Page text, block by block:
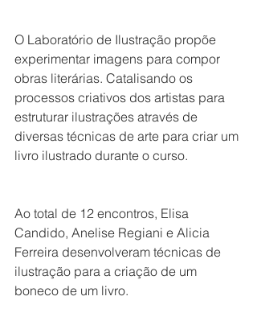
O Laboratório de Ilustração propõe
experimentar imagens para compor
obras literárias. Catalisando os
processos criativos dos artistas para
estruturar ilustrações através de
diversas técnicas de arte para criar um
livro ilustrado durante o curso.
Ao total de 12 encontros, Elisa
Candido, Anelise Regiani e Alicia
Ferreira desenvolveram técnicas de
ilustração para a criação de um
boneco de um livro.